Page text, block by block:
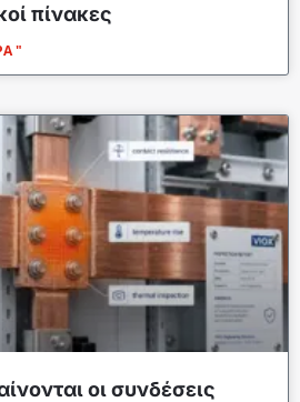
πίνακες
"
οι συνδέσεις